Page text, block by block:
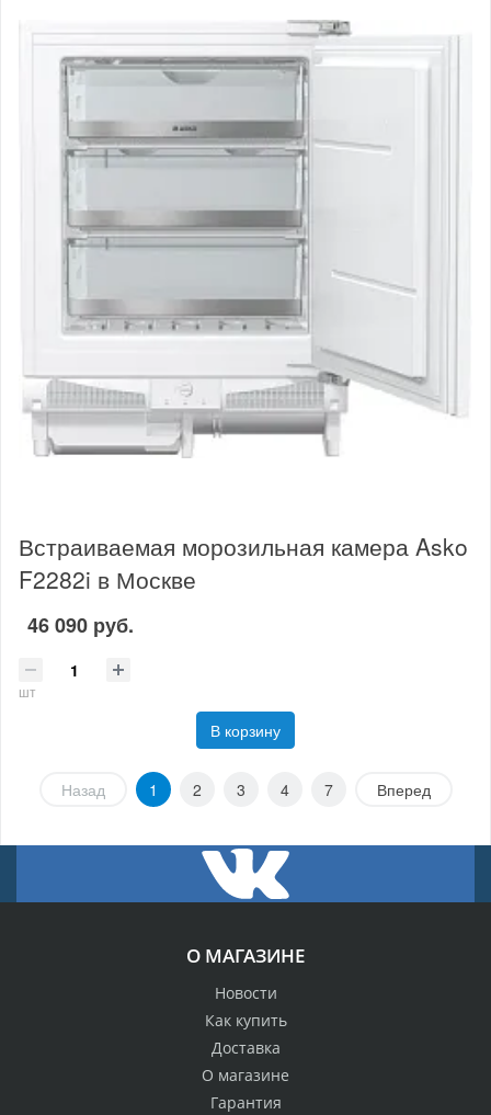
Встраиваемая морозильная камера Asko
F2282i в Москве
46 090 руб.
шт
В корзину
Назад 1 2 3 4 7 Вперед
О МАГАЗИНЕ
Новости
Как купить
Доставка
О магазине
Гарантия